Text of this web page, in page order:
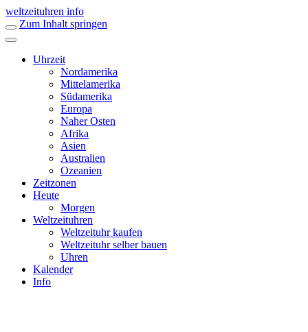
weltzeituhren info
Zum Inhalt springen
Uhrzeit
Nordamerika
Mittelamerika
Südamerika
Europa
Naher Osten
Afrika
Asien
Australien
Ozeanien
Zeitzonen
Heute
Morgen
Weltzeituhren
Weltzeituhr kaufen
Weltzeituhr selber bauen
Uhren
Kalender
Info